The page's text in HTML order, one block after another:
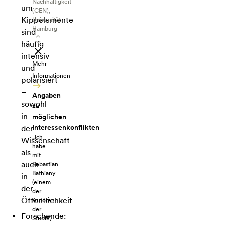
um
Kippelemente
sind
häufig
intensiv
und
polarisiert
–
sowohl
in
der
Wissenschaft
als
auch
in
der
Öffentlichkeit
Forschende:
Nachhaltigkeit
(CEN),
Universität
Hamburg
Mehr
Informationen
Angaben
zu
möglichen
Interessenkonflikten
„Ich
habe
mit
Sebastian
Bathiany
(einem
der
Autoren
der
Studie)